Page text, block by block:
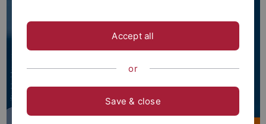
Accept all
or
Save & close